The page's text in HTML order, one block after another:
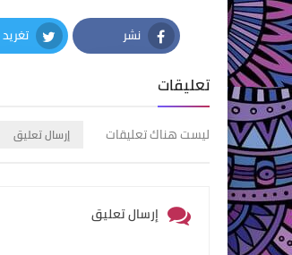
نشر
Facebook
تغريد
Twitter
تعليقات
ليست هناك تعليقات إرسال تعليق
إرسال تعليق